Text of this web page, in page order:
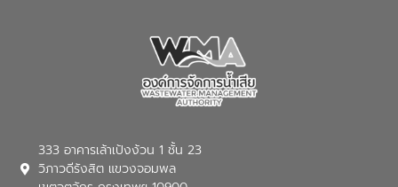
333 อาคารเล้าเป้งง้วน 1 ชั้น 23
วิภาวดีรังสิต แขวงจอมพล